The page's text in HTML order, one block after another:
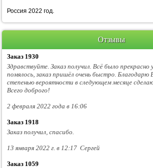
Россия 2022 год.
Отзывы
Заказ 1930
Здравствуйте. Заказ получил. Всё было прекрасно
помялось, заказ пришёл очень быстро. Благодарю
степенью вероятности в следующем месяце
Всего доброго!
2 февраля 2022 года в 16:06
Заказ 1918
Заказ получил, спасибо.
13 января 2022 г. в 12:17 Сергей
Заказ 1059